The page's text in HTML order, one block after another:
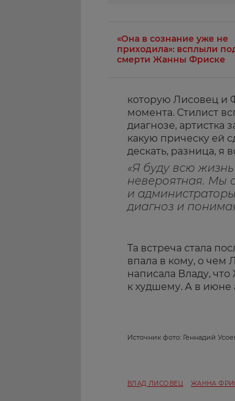
«Она в сознание уже не
приходила»: всплыли
смерти Жанны Фриске
которую Лисовец и
момента. Стилист
диагнозе, артистка
какую прическу ей
дескать, разница, я
«Я буду всю
невероятная. Мы
и
диагноз и
Та встреча стала
впала в кому, о чем
написала Владу, что
к худшему. А в июне
Источник фото: Геннадий
ВЛАД ЛИСОВЕЦ ЖАННА